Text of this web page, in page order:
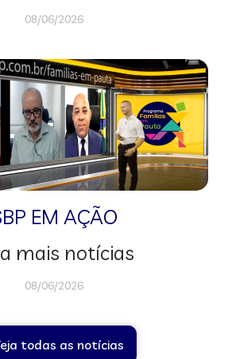
08/06/2026
EM AÇÃO
mais notícias
08/06/2026
todas as notícias